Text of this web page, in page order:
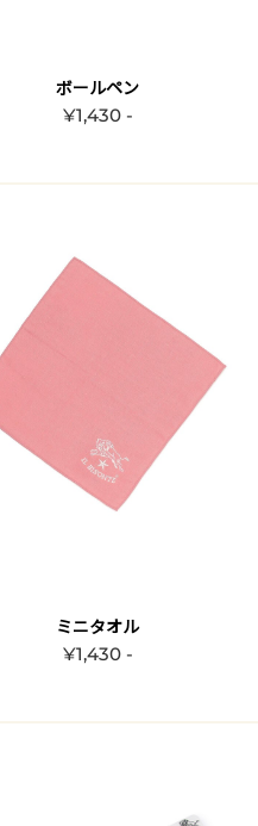
ボールペン
¥1,430 -
ミニタオル
¥1,430 -